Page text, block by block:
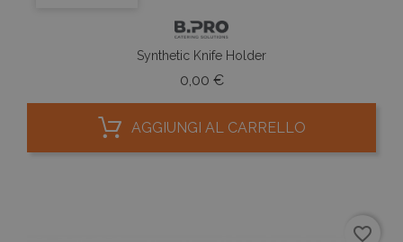
Synthetic Knife Holder
0,00 €Prezzo
AGGIUNGI AL CARRELLO
favorite_border